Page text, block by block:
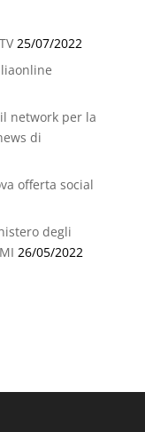
25/07/2022
network per la
di
offerta social
degli
26/05/2022